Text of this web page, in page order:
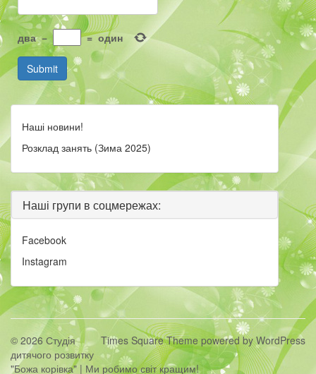
два − = один
Submit
Наші новини!
Розклад занять (Зима 2025)
Наші групи в соцмережах:
Facebook
Instagram
Times Square Theme powered byWordPress
© 2026 Студія
дитячого розвитку
"Божа корівка" | Ми робимо світ кращим!